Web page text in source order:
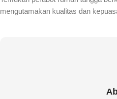
mengutamakan kualitas dan